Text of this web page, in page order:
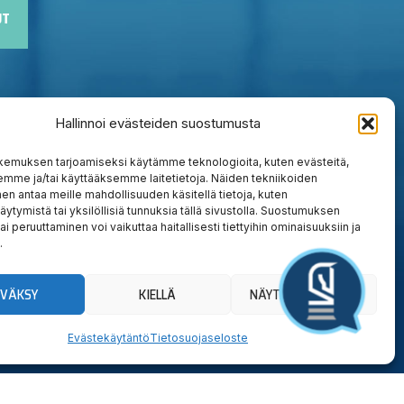
Hallinnoi evästeiden suostumusta
tarjoamiseksi käytämme teknologioita, kuten evästeitä,
ja/tai käyttääksemme laitetietoja. Näiden tekniikoiden
antaa meille mahdollisuuden käsitellä tietoja, kuten
tai yksilöllisiä tunnuksia tällä sivustolla. Suostumuksen
peruuttaminen voi vaikuttaa haitallisesti tiettyihin ominaisuuksiin ja
KIELLÄ NÄYTÄ ASETUKSET
EvästekäytäntöTietosuojaseloste